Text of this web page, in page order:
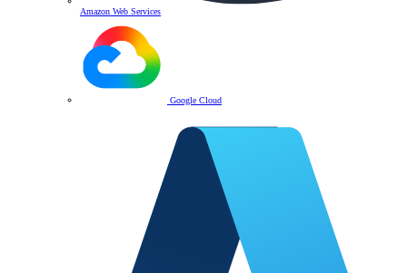
Amazon Web Services
Google Cloud